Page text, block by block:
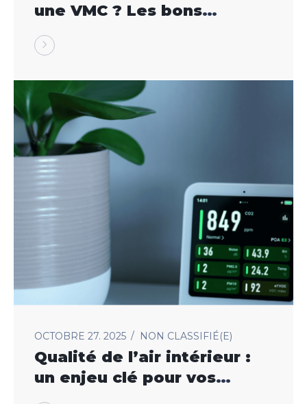
une VMC ? Les bons
repères pour décider
sereinement
OCTOBRE 27. 2025 NON CLASSIFIÉ(E)
Qualité de l’air intérieur :
un enjeu clé pour vos
rénovations à